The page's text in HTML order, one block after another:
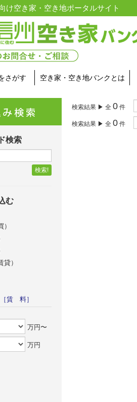
空き家・空き地ポータルサイト
さがす 空き家・空き地バンクとは
検索
検索!
む
）
［賃 料］
万円〜
万円
検索結果 ▶ 全 0 件
検索結果 ▶ 全 0 件